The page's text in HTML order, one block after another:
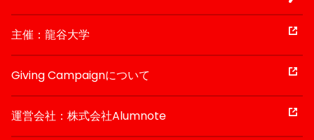
主催：龍谷大学
Giving Campaignについて
運営会社：株式会社Alumnote